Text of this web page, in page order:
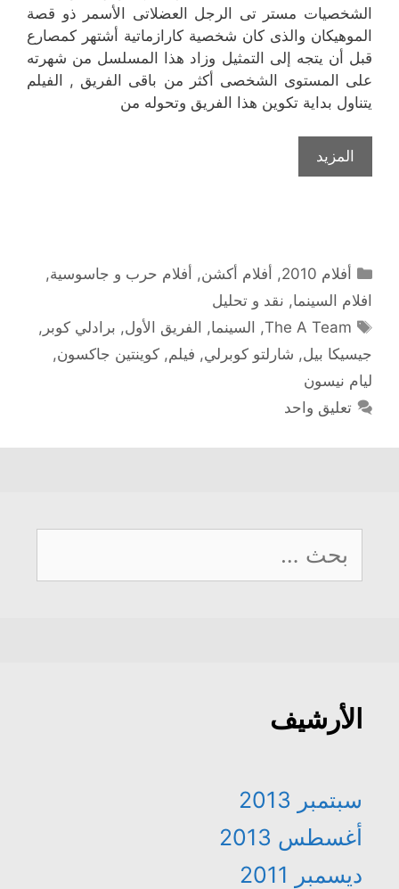
الشخصيات مستر تى الرجل العضلاتى الأسمر ذو قصة
الموهيكان والذى كان شخصية كارازماتية أشتهر كمصارع
قبل أن يتجه إلى التمثيل وزاد هذا المسلسل من شهرته
على المستوى الشخصى أكثر من باقى الفريق , الفيلم
يتناول بداية تكوين هذا الفريق وتحوله من
المزيد
التصنيفات
أفلام 2010 , أفلام أكشن, أفلام حرب و جاسوسية,
افلام السينما, نقد و تحليل
الوسوم
The A Team
, السينما, الفريق الأول, برادلي كوبر ,
جيسيكا بيل, شارلتو كوبرلي, فيلم, كوينتين جاكسون,
ليام نيسون
تعليق واحد
عن:
الأرشيف
سبتمبر 2013
أغسطس 2013
ديسمبر 2011